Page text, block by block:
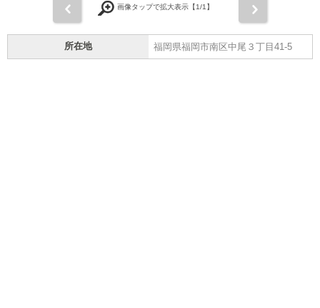
画像タップで拡大表示【1/1】
所在地 福岡県福岡市南区中尾３丁目41-5